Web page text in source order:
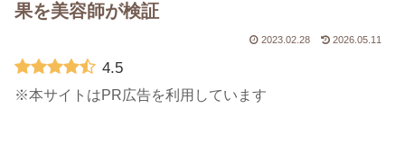
果を美容師が検証
2023.02.28 2026.05.11
4.5
※本サイトはPR広告を利用しています